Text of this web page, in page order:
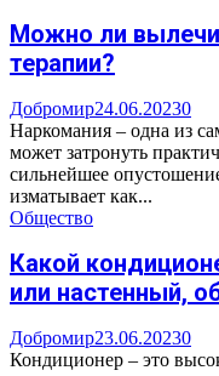
Можно ли
терапии?
Добромир24.06.20230
Наркомания – одна из
может затронуть
сильнейшее
изматывает как...
Общество
Какой
или настенный,
Добромир23.06.20230
Кондиционер – это